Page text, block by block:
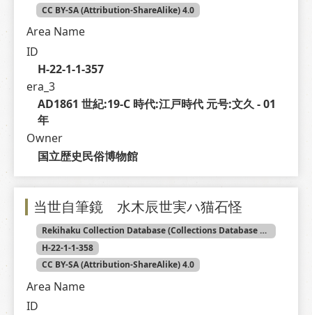
CC BY-SA (Attribution-ShareAlike) 4.0
Area Name
ID
H-22-1-1-357
era_3
AD1861 世紀:19-C 時代:江戸時代 元号:文久 - 01
年
Owner
国立歴史民俗博物館
当世自筆鏡 水木辰世実ハ猫石怪
Rekihaku Collection Database (Collections Database of the National Museum of Japanese History)
H-22-1-1-358
CC BY-SA (Attribution-ShareAlike) 4.0
Area Name
ID